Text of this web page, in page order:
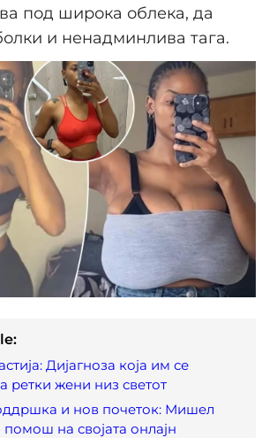
под широка облека, да
и ненадминлива тага.
Дијагноза која им се
ретки жени низ светот
и нов почеток: Мишел
помош на својата онлајн